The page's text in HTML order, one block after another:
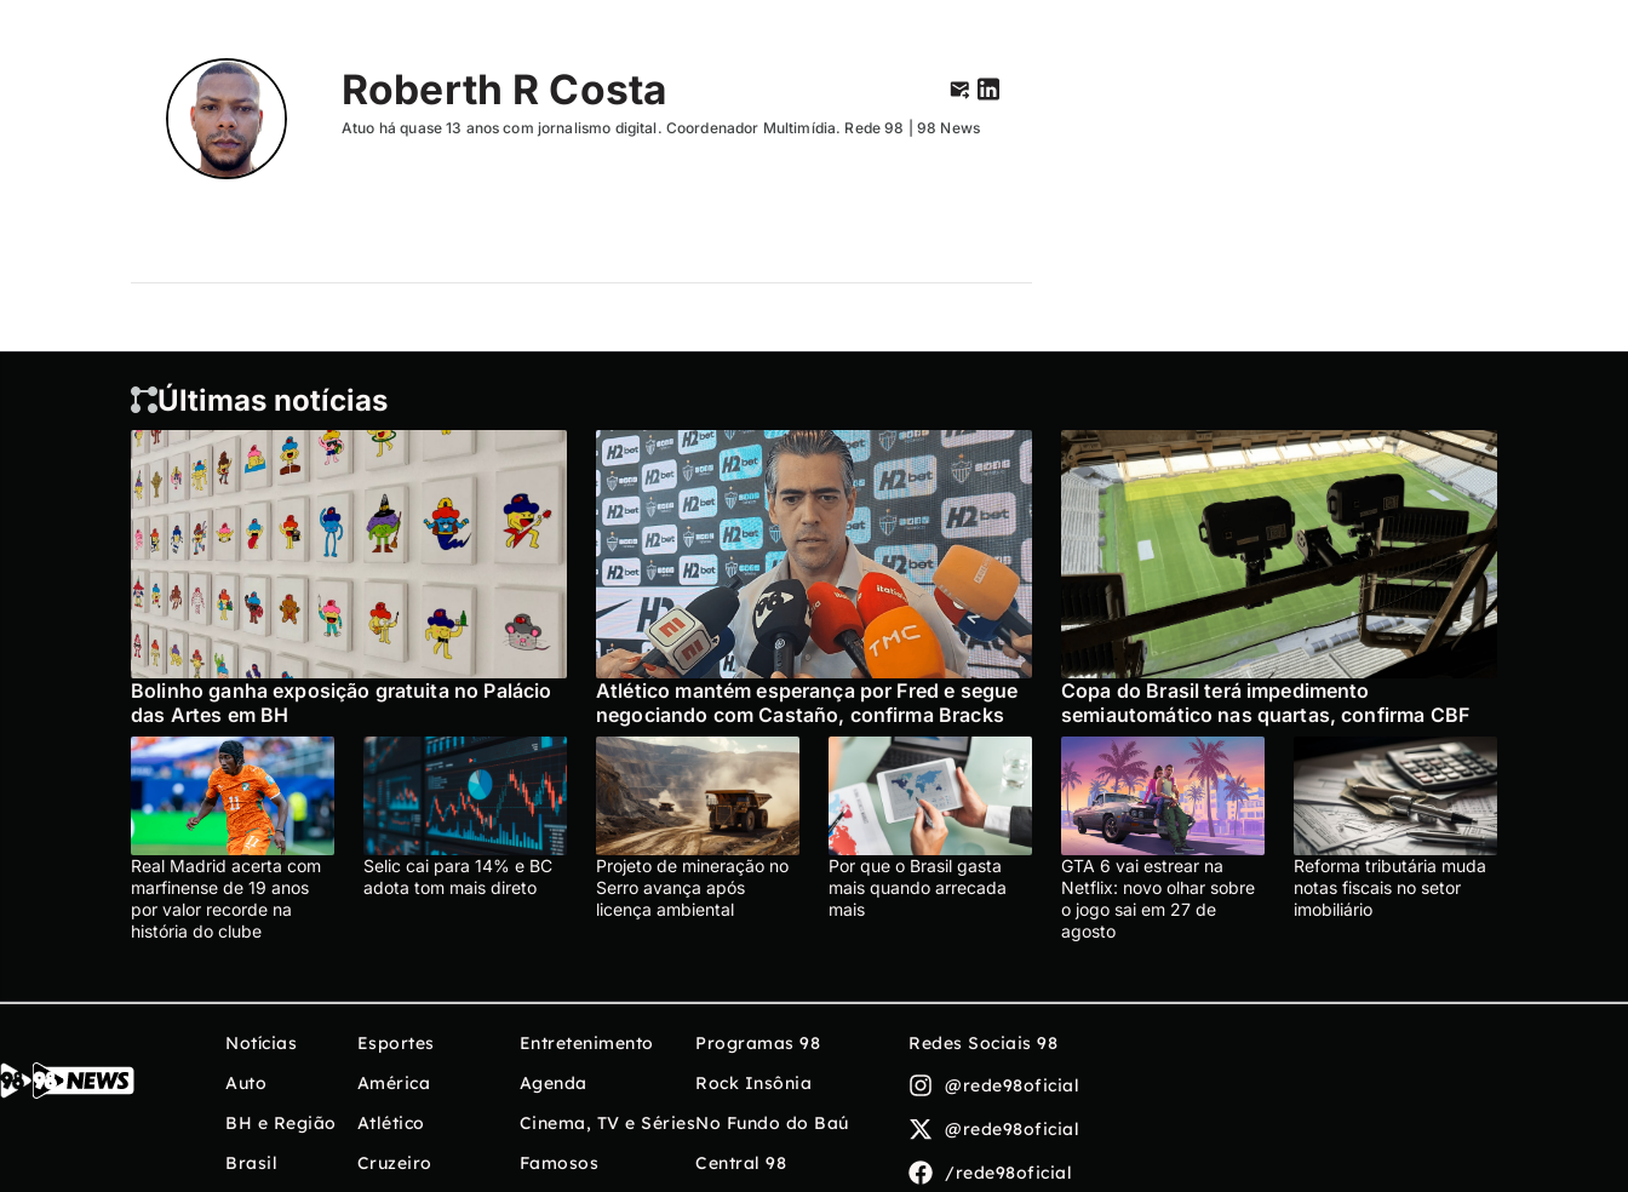
Roberth R Costa
Atuo há quase 13 anos com jornalismo digital. Coordenador Multimídia. Rede 98 | 98 News
Últimas notícias
Bolinho ganha exposição gratuita no Palácio
das Artes em BH
Atlético mantém esperança por Fred e segue
negociando com Castaño, confirma Bracks
Copa do Brasil terá impedimento
semiautomático nas quartas, confirma CBF
Real Madrid acerta com
marfinense de 19 anos
por valor recorde na
história do clube
Selic cai para 14% e BC
adota tom mais direto
Projeto de mineração no
Serro avança após
licença ambiental
Por que o Brasil gasta
mais quando arrecada
mais
GTA 6 vai estrear na
Netflix: novo olhar sobre
o jogo sai em 27 de
agosto
Reforma tributária muda
notas fiscais no setor
imobiliário
Notícias
Auto
BH e Região
Brasil
Esportes
América
Atlético
Cruzeiro
Entretenimento
Agenda
Cinema, TV e Séries
Famosos
Programas 98
Rock Insônia
No Fundo do Baú
Central 98
Redes Sociais 98
@rede98oficial
@rede98oficial
/rede98oficial